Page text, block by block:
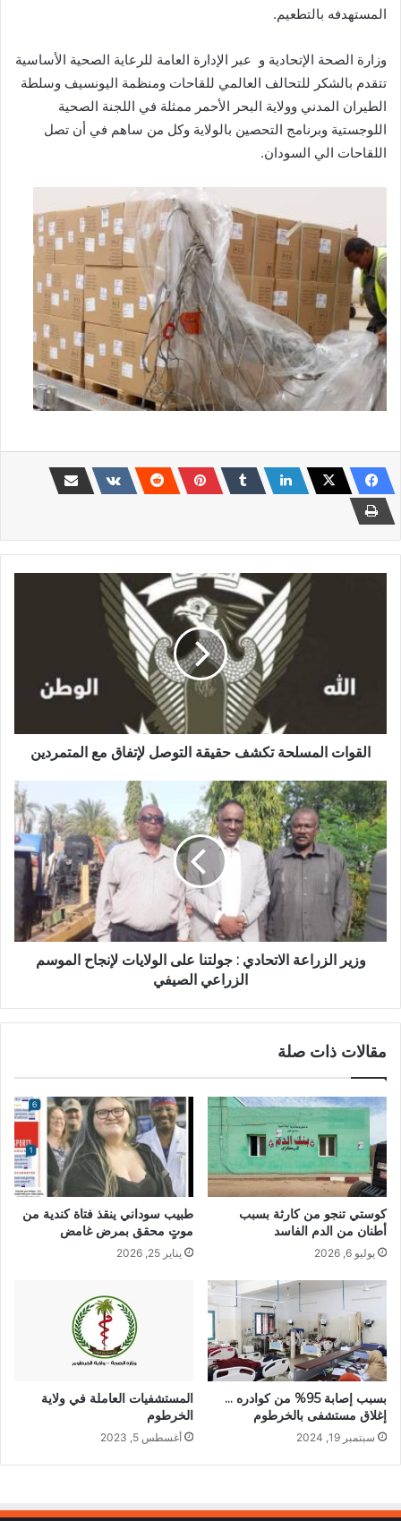
المستهدفه بالتطعيم.
وزارة الصحة الإتحادية و عبر الإدارة العامة للرعاية الصحية الأساسية
تتقدم بالشكر للتحالف العالمي للقاحات ومنظمة اليونسيف وسلطة
الطيران المدني وولاية البحر الأحمر ممثلة في اللجنة الصحية
اللوجستية وبرنامج التحصين بالولاية وكل من ساهم في أن تصل
اللقاحات الي السودان.
القوات المسلحة تكشف حقيقة التوصل لإتفاق مع المتمردين
وزير
الزراعة
الاتحادي
:
جولتنا
على
الولايات
لإنجاح
الموسم
الزراعيوزير الزراعة الاتحادي : جولتنا على الولايات لإنجاح الموسم
الزراعي الصيفي
مقالات ذات صلة
كوستي تنجو من كارثة بسبب
أطنان من الدم الفاسد
يوليو 6, 2026
طبيب سوداني ينقذ فتاة كندية من
موتٍ محقق بمرض غامض
يناير 25, 2026
بسبب إصابة 95% من كوادره …
إغلاق مستشفى بالخرطوم
سبتمبر 19, 2024
المستشفيات العاملة في ولاية
الخرطوم
أغسطس 5, 2023